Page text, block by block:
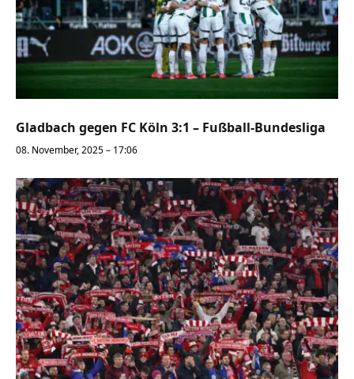
Gladbach gegen FC Köln 3:1 – Fußball-Bundesliga
08. November, 2025 – 17:06